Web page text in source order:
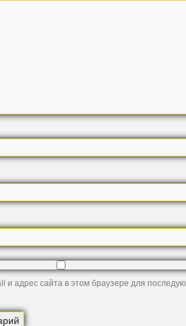
и адрес сайта в этом браузере для